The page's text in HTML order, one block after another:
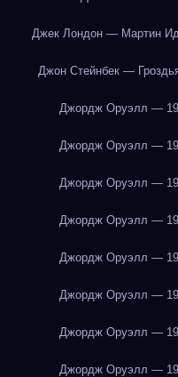
Джек Лондон — Мартин
Джон Стейнбек —
Джордж Оруэлл —
Джордж Оруэлл —
Джордж Оруэлл —
Джордж Оруэлл —
Джордж Оруэлл —
Джордж Оруэлл —
Джордж Оруэлл —
Джордж Оруэлл —